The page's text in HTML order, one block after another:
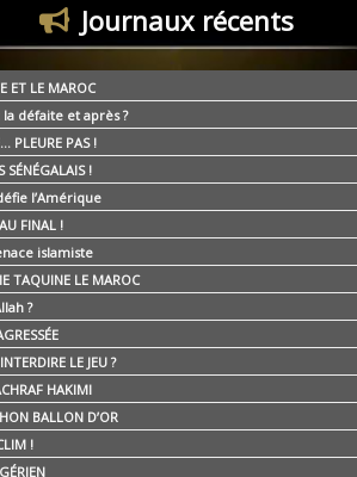
Journaux récents
ET LE MAROC
défaite et après ?
PLEURE PAS !
SÉNÉGALAIS !
l’Amérique
FINAL !
islamiste
TAQUINE LE MAROC
?
LE JEU ?
HAKIMI
BALLON D’OR
!